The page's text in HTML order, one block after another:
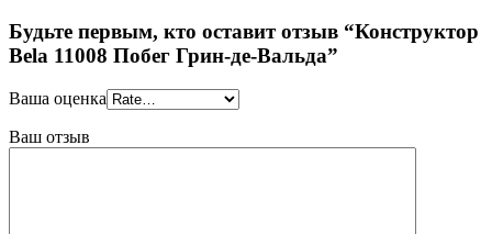
Будьте первым, кто оставит отзыв “Конструктор
Bela 11008 Побег Грин-де-Вальда”
Ваша оценка
Ваш отзыв